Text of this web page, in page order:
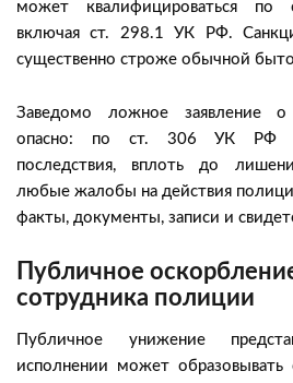
может квалифицироваться по
включая ст. 298.1 УК РФ.
существенно строже обычной
Заведомо ложное заявление о
опасно: по ст. 306 УК РФ
последствия, вплоть до
любые жалобы на действия
факты, документы, записи и
Публичное
сотрудника полиции
Публичное унижение
исполнении может